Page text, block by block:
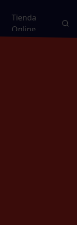
Tienda
Online